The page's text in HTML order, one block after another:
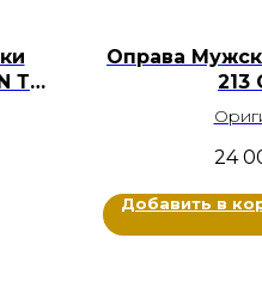
ТМ
Оправа
213
Цвет: Зеленый
Размер:
24
Добавить в